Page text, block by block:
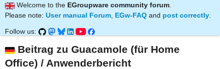
Welcome to the EGroupware community forum.
Please note: User manual Forum EGw-FAQ and post correctly
Follow us:
Beitrag zu Guacamole (für Home
Office) / Anwenderbericht